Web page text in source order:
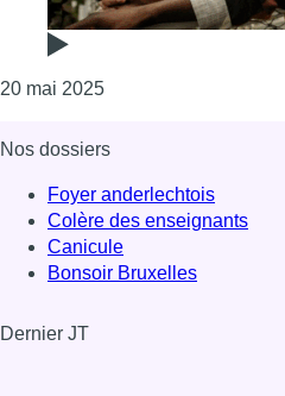
20 mai 2025Consulter l'article
Nos dossiers
Foyer anderlechtois
Colère des enseignants
Canicule
Bonsoir Bruxelles
Dernier JT